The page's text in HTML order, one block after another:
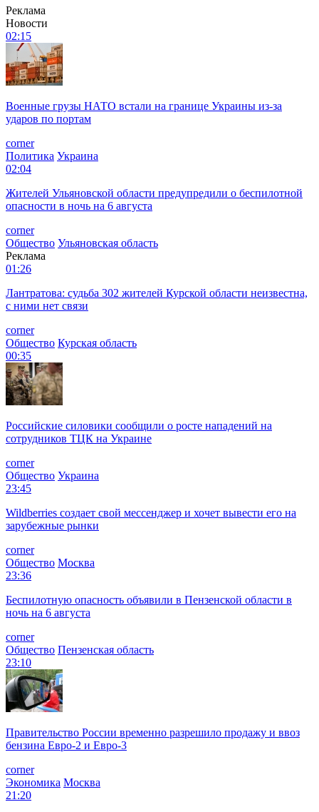
Реклама
Новости
02:15
Военные грузы НАТО встали на границе Украины из-за
ударов по портам
corner
Политика Украина
02:04
Жителей Ульяновской области предупредили о беспилотной
опасности в ночь на 6 августа
corner
Общество Ульяновская область
Реклама
01:26
Лантратова: судьба 302 жителей Курской области неизвестна,
с ними нет связи
corner
Общество Курская область
00:35
Российские силовики сообщили о росте нападений на
сотрудников ТЦК на Украине
corner
Общество Украина
23:45
Wildberries создает свой мессенджер и хочет вывести его на
зарубежные рынки
corner
Общество Москва
23:36
Беспилотную опасность объявили в Пензенской области в
ночь на 6 августа
corner
Общество Пензенская область
23:10
Правительство России временно разрешило продажу и ввоз
бензина Евро-2 и Евро-3
corner
Экономика Москва
21:20